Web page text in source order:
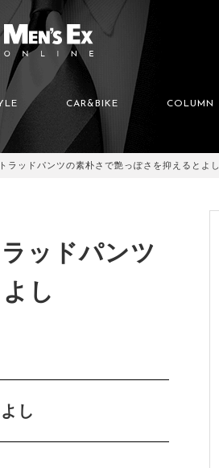
CAR&BIKE COLUMN
ラッドパンツの素朴さで艶っぽさを抑えるとよし
ッドパンツ
し
し